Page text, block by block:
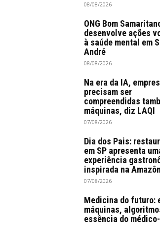
08/08/2026
ONG Bom
desenvolve ações
à saúde mental em
André
08/08/2026
Na era da IA,
precisam ser
compreendidas
máquinas, diz LAQI
07/08/2026
Dia dos Pais:
em SP apresenta
experiência
inspirada na
07/08/2026
Medicina do futuro:
máquinas,
essência do